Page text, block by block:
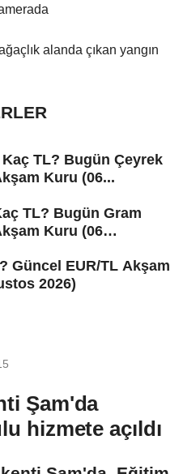
alanda çıkan yangın
Kaç TL? Bugün Çeyrek
Kuru (06...
TL? Bugün Gram
Kuru (06
Güncel EUR/TL Akşam
2026)
Şam'da
hizmete açıldı